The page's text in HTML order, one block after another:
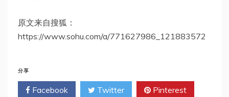
原文来自搜狐：
https://www.sohu.com/a/771627986_121883572
分享
Facebook Twitter Pinterest